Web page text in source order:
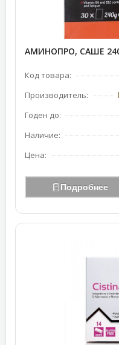
АМИНОПРО, САШЕ
Код товара:
Производитель:
Годен до:
Наличие:
Цена:
Подробнее